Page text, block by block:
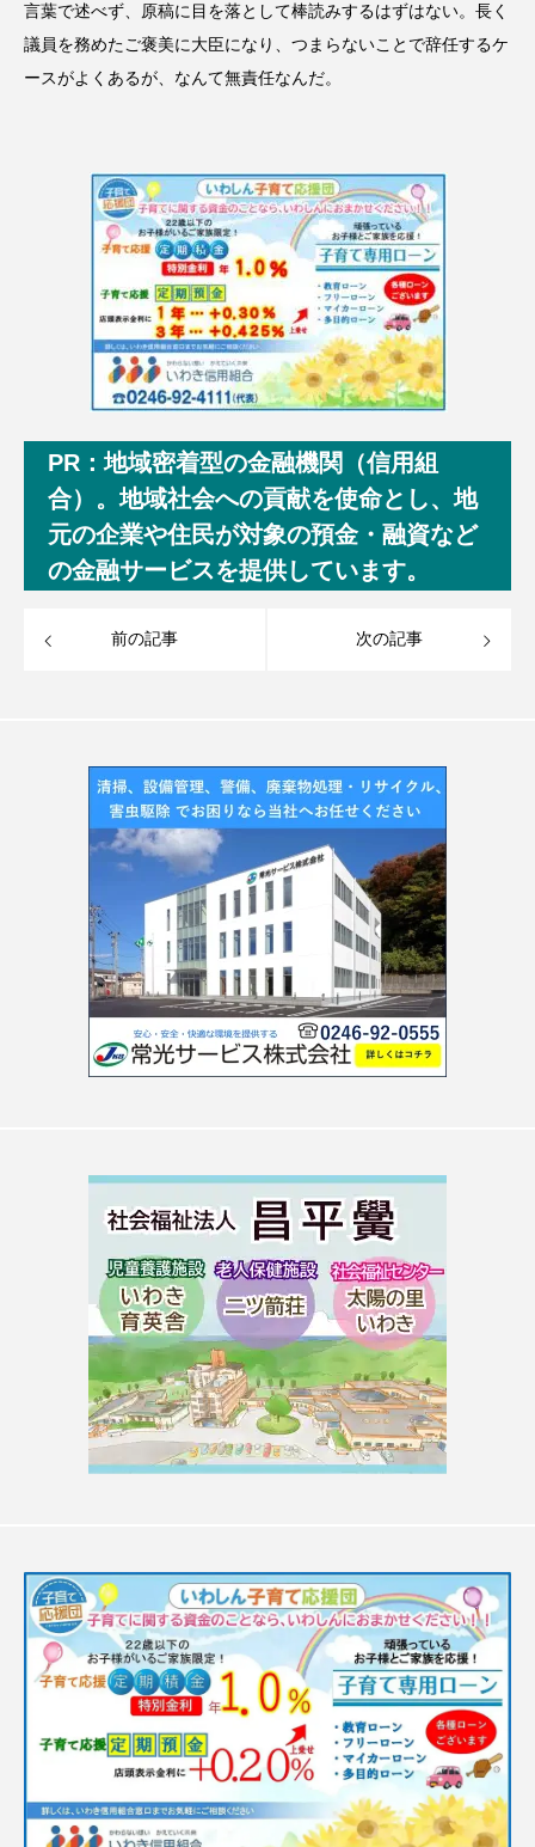
言葉で述べず、原稿に目を落として棒読みするはずはない。長く
議員を務めたご褒美に大臣になり、つまらないことで辞任するケ
ースがよくあるが、なんて無責任なんだ。
PR：地域密着型の金融機関（信用組
合）。地域社会への貢献を使命とし、地
元の企業や住民が対象の預金・融資など
の金融サービスを提供しています。
前の記事 次の記事